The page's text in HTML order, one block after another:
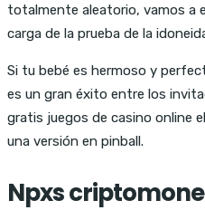
totalmente aleatorio, vamos a
carga de la prueba de la
Si tu bebé es hermoso y
es un gran éxito entre los
gratis juegos de casino online
una versión en pinball.
Npxs